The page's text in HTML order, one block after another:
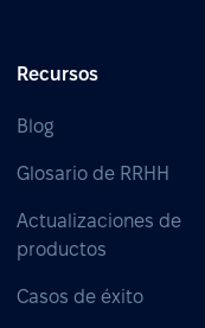
Recursos
Blog
Glosario de RRHH
Actualizaciones de
productos
Casos de éxito